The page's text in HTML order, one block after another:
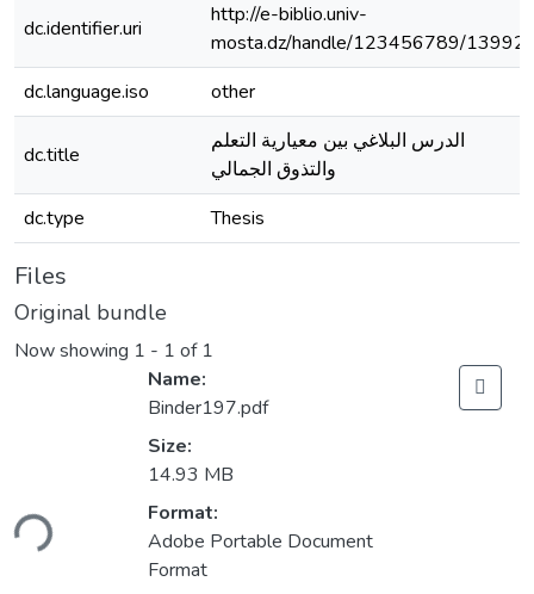
dc.identifier.uri
http://e-biblio.univ-
mosta.dz/handle/123456789/13992
dc.language.iso
other
dc.title
الدرس البلاغي بين معيارية التعلم
والتذوق الجمالي
dc.type
Thesis
Files
Original bundle
Now showing 1 - 1 of 1
Name:
Binder197.pdf
Size:
14.93 MB
Format:
Adobe Portable Document
Format